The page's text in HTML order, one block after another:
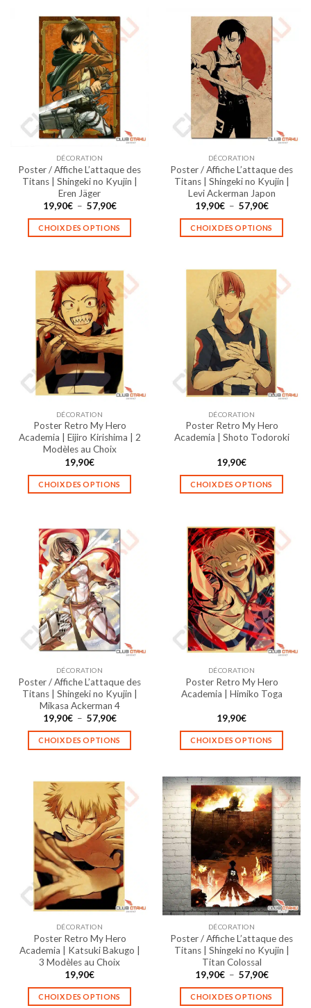
DÉCORATION
Poster / Affiche L’attaque des
Titans | Shingeki no Kyujin |
Eren Jäger
19,90€ – 57,90€Plage
prix :
19,90€
CHOIX DES OPTIONS
a
plusieurs
variations.
Les
options
peuvent
choisies
sur
page
produit
DÉCORATION
Poster / Affiche L’attaque des
Titans | Shingeki no Kyujin |
Levi Ackerman Japon
19,90€ – 57,90€Plage
prix :
19,90€
CHOIX DES OPTIONS
a
plusieurs
variations.
Les
options
peuvent
être
choisies
sur
page
du
DÉCORATION
Poster Retro My Hero
Academia | Eijiro Kirishima | 2
Modèles au Choix
19,90€
CHOIX DES OPTIONS
a
plusieurs
variations.
Les
options
peuvent
être
choisies
sur
page
du
produit
DÉCORATION
Poster Retro My Hero
Academia | Shoto Todoroki
19,90€
CHOIX DES OPTIONS
a
plusieurs
variations.
Les
options
peuvent
être
choisies
sur
page
du
DÉCORATION
Poster / Affiche L’attaque des
Titans | Shingeki no Kyujin |
Mikasa Ackerman 4
19,90€ – 57,90€Plage
prix :
19,90€
à
CHOIX DES OPTIONS
a
plusieurs
variations.
Les
options
peuvent
être
choisies
sur
page
du
produit
DÉCORATION
Poster Retro My Hero
Academia | Himiko Toga
19,90€
CHOIX DES OPTIONS
a
plusieurs
variations.
Les
options
peuvent
être
choisies
sur
la
page
du
produit
DÉCORATION
Poster Retro My Hero
Academia | Katsuki Bakugo |
3 Modèles au Choix
19,90€
CHOIX DES OPTIONS
DÉCORATION
Poster / Affiche L’attaque des
Titans | Shingeki no Kyujin |
Titan Colossal
19,90€ – 57,90€Plage
prix :
19,90€
CHOIX DES OPTIONS